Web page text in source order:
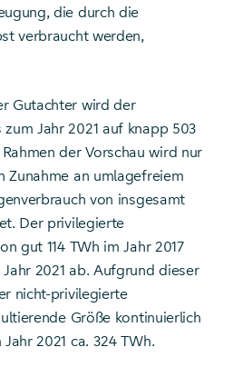
die durch die
verbraucht werden,
Gutachter wird der
Jahr 2021 auf knapp 503
der Vorschau wird nur
Zunahme an umlagefreiem
von insgesamt
Der privilegierte
gut 114 TWh im Jahr 2017
Jahr 2021 ab. Aufgrund dieser
nicht-privilegierte
Größe kontinuierlich
2021 ca. 324 TWh.